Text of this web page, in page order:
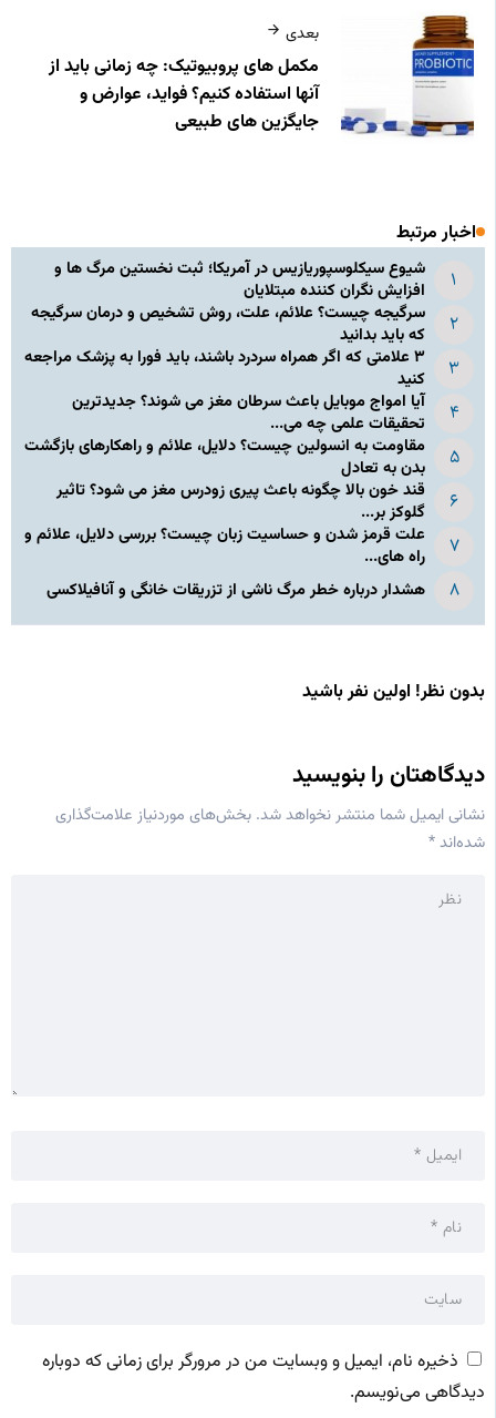
بعدی
مکمل‌ های پروبیوتیک: چه زمانی باید از
آنها استفاده کنیم؟ فواید، عوارض و
جایگزین‌ های طبیعی
اخبار مرتبط
شیوع سیکلوسپوریازیس در آمریکا؛ ثبت نخستین مرگ ها و
افزایش نگران کننده مبتلایان
سرگیجه چیست؟ علائم، علت، روش تشخیص و درمان سرگیجه
که باید بدانید
۳ علامتی که اگر همراه سردرد باشند، باید فورا به پزشک مراجعه
کنید
آیا امواج موبایل باعث سرطان مغز می شوند؟ جدیدترین
تحقیقات علمی چه می...
مقاومت به انسولین چیست؟ دلایل، علائم و راهکارهای بازگشت
بدن به تعادل
قند خون بالا چگونه باعث پیری زودرس مغز می شود؟ تاثیر
گلوکز بر...
علت قرمز شدن و حساسیت زبان چیست؟ بررسی دلایل، علائم و
راه های...
هشدار درباره خطر مرگ ناشی از تزریقات خانگی و آنافیلاکسی
بدون نظر! اولین نفر باشید
دیدگاهتان را بنویسید
نشانی ایمیل شما منتشر نخواهد شد. بخش‌های موردنیاز علامت‌گذاری
شده‌اند*
ذخیره نام، ایمیل و وبسایت من در مرورگر برای زمانی که دوباره
دیدگاهی می‌نویسم.